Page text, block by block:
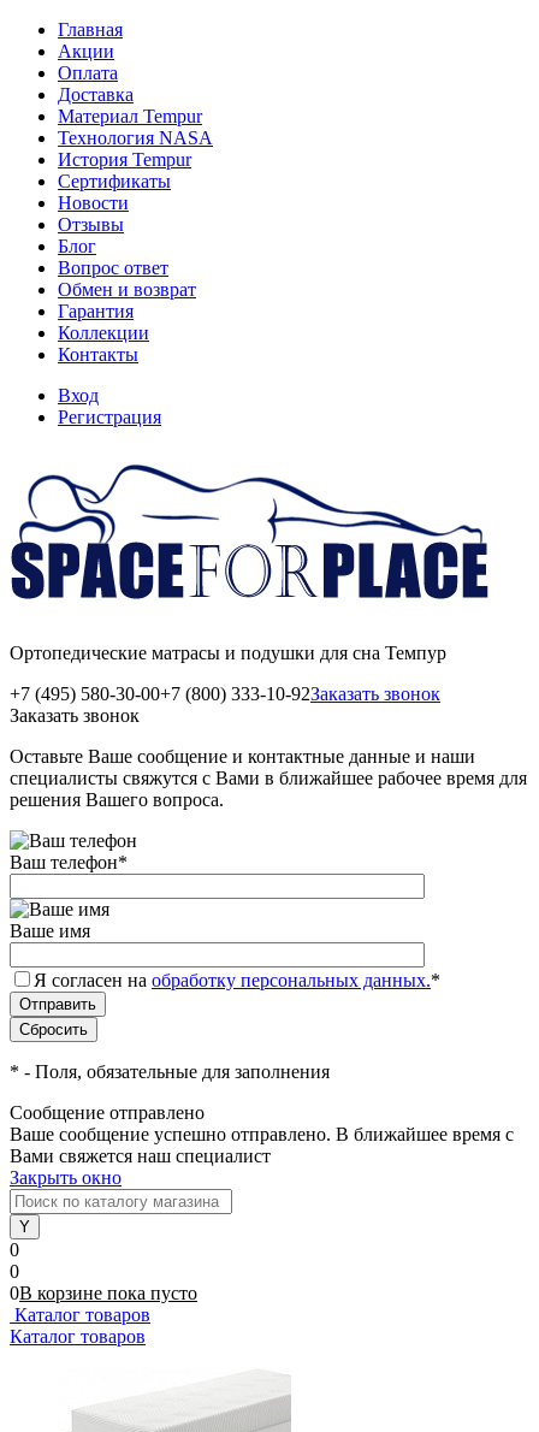
Главная
Акции
Оплата
Доставка
Материал Tempur
Технология NASA
История Tempur
Сертификаты
Новости
Отзывы
Блог
Вопрос ответ
Обмен и возврат
Гарантия
Коллекции
Контакты
Вход
Регистрация
Ортопедические матрасы и подушки для сна Темпур
+7 (495) 580-30-00+7 (800) 333-10-92Заказать звонок
Заказать звонок
Оставьте Ваше сообщение и контактные данные и наши
специалисты свяжутся с Вами в ближайшее рабочее время для
решения Вашего вопроса.
Ваш телефон*
Ваше имя
Я согласен на обработку персональных данных.*
* - Поля, обязательные для заполнения
Сообщение отправлено
Ваше сообщение успешно отправлено. В ближайшее время с
Вами свяжется наш специалист
Закрыть окно
0
0
0В корзине пока пусто
Каталог товаров
Каталог товаров